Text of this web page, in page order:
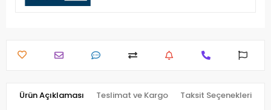
Ürün Açıklaması Teslimat ve Kargo Taksit Seçenekleri